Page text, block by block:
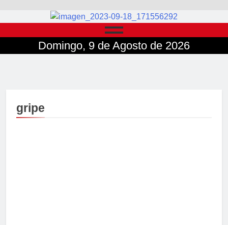
Domingo, 9 de Agosto de 2026
gripe